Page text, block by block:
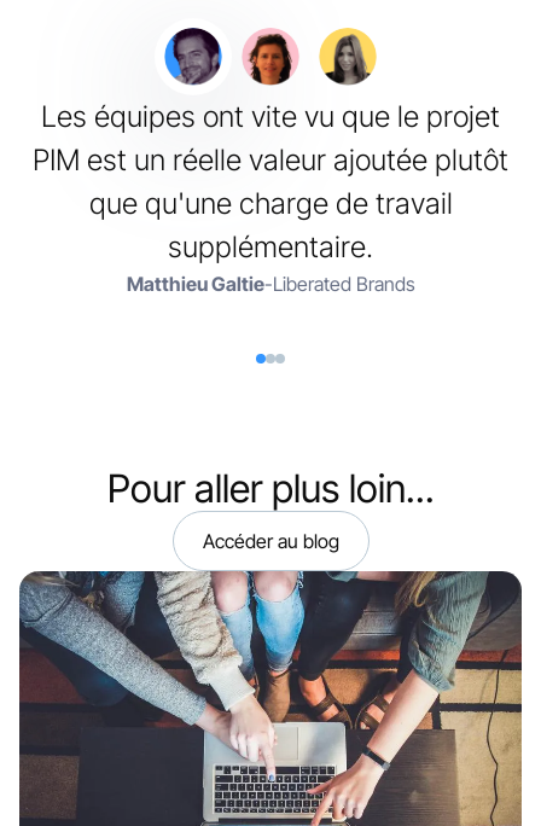
Les équipes ont vite vu que le projet
PIM est un réelle valeur ajoutée plutôt
que qu'une charge de travail
supplémentaire.
Matthieu Galtie-Liberated Brands
Pour aller plus loin...
Accéder au blog